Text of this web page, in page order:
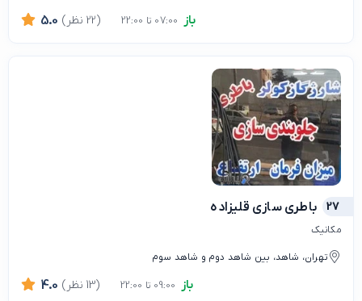
باز 5.0 (22 نظر)
27 باطری سازی قلیزاده
مکانیک
تهران، شاهد، بین شاهد دوم و شاهد سوم
باز 4.0 (13 نظر)